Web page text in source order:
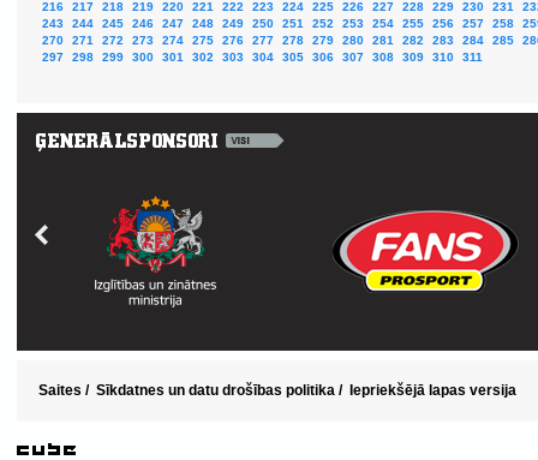
216
217 218 219 220 221 222 223 224 225 226 227 228 229 230 231
243
244 245 246 247 248 249 250 251 252 253 254 255 256 257 258
270
271 272 273 274 275 276 277 278 279 280 281 282 283 284 285
297
298 299 300 301 302 303 304 305 306 307 308 309 310 311
Saites / Sīkdatnes un datu drošības politika / Iepriekšējā lapas versija